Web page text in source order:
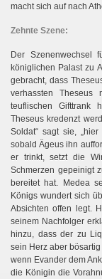
macht sich auf nach
Zehnte Szene:
Der Szenenwechsel
königlichen Palast zu
gebracht, dass
verhassten
teuflischen Gifttrank
Theseus kredenzt
Soldat“ sagt sie,
sobald Ägeus ihn
er trinkt, setzt die
Schmerzen gepeinigt
bereitet hat. Medea
Königs wundert sich
Absichten offen legt.
seinem Nachfolger
hinzu, dass der zu
sein Herz aber
wenn Evander dem
die Königin die